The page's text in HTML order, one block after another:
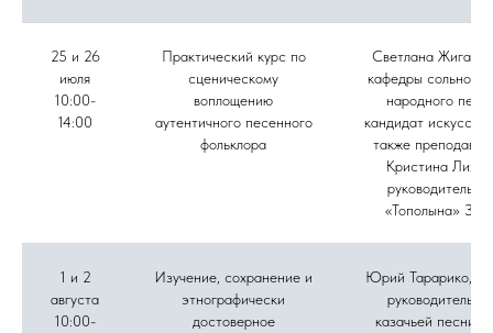
25 и 26
июля
10:00-
14:00
Практический курс по
сценическому
воплощению
аутентичного песенного
фольклора
Светлана
кафедры сольного
народного
кандидат
также
Кристина
руководитель
«Тополына» Зоя
1 и 2
августа
10:00-
Изучение, сохранение и
этнографически
достоверное
Юрий Тарарико,
руководитель
казачьей песни